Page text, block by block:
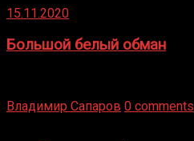
15.11.2020
Большой белый обман
Владимир Сапаров 0 comments